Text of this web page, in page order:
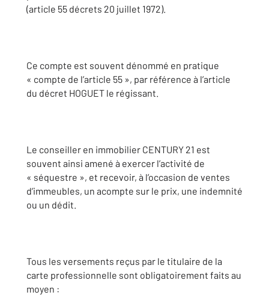
(article 55 décrets 20 juillet 1972).
Ce compte est souvent dénommé en pratique
« compte de l’article 55 », par référence à l’article
du décret HOGUET le régissant.
Le conseiller en immobilier CENTURY 21 est
souvent ainsi amené à exercer l’activité de
« séquestre », et recevoir, à l’occasion de ventes
d’immeubles, un acompte sur le prix, une indemnité
ou un dédit.
Tous les versements reçus par le titulaire de la
carte professionnelle sont obligatoirement faits au
moyen :